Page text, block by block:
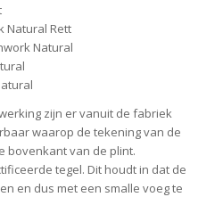
Natural Rett
Natural
zijn er vanuit de fabriek
waarop de tekening van de
bovenkant van de plint.
tegel. Dit houdt in dat de
en dus met een smalle voeg te